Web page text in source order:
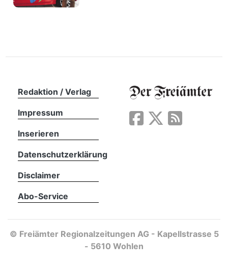
Redaktion / Verlag
Impressum
Inserieren
Datenschutzerklärung
Disclaimer
Abo-Service
© Freiämter Regionalzeitungen AG - Kapellstrasse 5
- 5610 Wohlen